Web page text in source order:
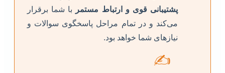
پشتیبانی قوی و ارتباط مستمر
با شما برقرار
می‌کند و در تمام مراحل پاسخگوی سوالات و
نیازهای شما خواهد بود.
✍️